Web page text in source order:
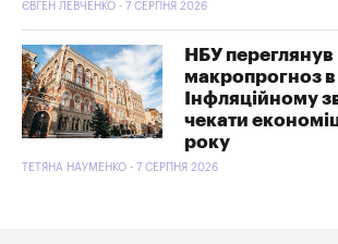
ЄВГЕН ЛЕВЧЕНКО - 7 СЕРПНЯ 2026
НБУ переглянув
макропрогноз в
Інфляційному
чекати
року
ТЕТЯНА НАУМЕНКО - 7 СЕРПНЯ 2026